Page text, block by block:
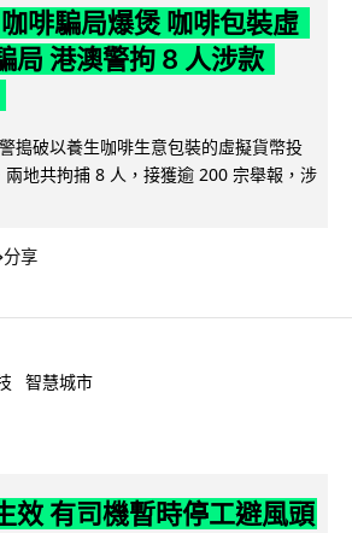
啡騙局爆煲 咖啡包裝虛
局 港澳警拘 8 人涉款
搗破以養生咖啡生意包裝的虛擬貨幣投
地共拘捕 8 人，接獲逾 200 宗舉報，涉
分享
智慧城市
效 有司機暫時停工避風頭